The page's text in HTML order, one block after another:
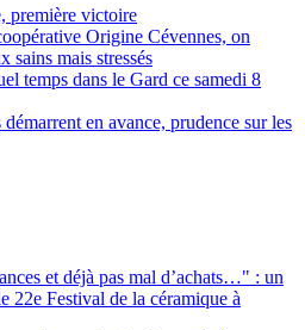
première victoire
Origine Cévennes, on
sains mais stressés
temps dans le Gard ce samedi 8
en avance, prudence sur les
et déjà pas mal d’achats…" : un
22e Festival de la céramique à